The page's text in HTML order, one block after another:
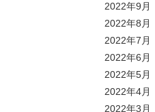
2022年9月
2022年8月
2022年7月
2022年6月
2022年5月
2022年4月
2022年3月